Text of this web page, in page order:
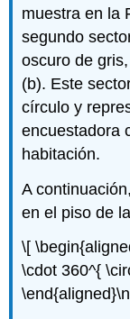
muestra en la
segundo
oscuro de
(b). Este
círculo y
encuestadora
habitación.
A
en el piso de
\[
\cdot 360^{